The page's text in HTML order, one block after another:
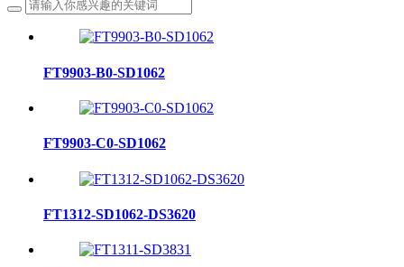
FT9903-B0-SD1062
FT9903-C0-SD1062
FT1312-SD1062-DS3620